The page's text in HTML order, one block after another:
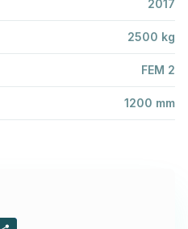
2017
2500 kg
FEM 2
1200 mm